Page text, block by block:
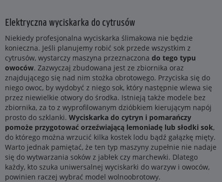
Elektryczna wyciskarka do cytrusów
Niekiedy profesjonalna wyciskarka ślimakowa nie będzie
konieczna. Jeśli planujemy robić sok przede wszystkim z
cytrusów, wystarczy maszyna przeznaczona do tego typu
owoców. Zazwyczaj zbudowana jest ze zbiornika oraz
znajdującego się nad nim stożka obrotowego. Przyciska się do
niego owoc, by wydobyć z niego sok, który następnie wlewa się
przez niewielkie otwory do środka. Istnieją także modele bez
zbiornika, za to z wyprofilowanym dzióbkiem kierującym napój
prosto do szklanki. Wyciskarka do cytryn i pomarańczy
pomoże przygotować orzeźwiającą lemoniadę lub słodki sok,
do którego można wrzucić kilka kostek lodu bądź gałązkę mięty.
Warto jednak pamiętać, że ten typ maszyny zupełnie nie nadaje
się do wytwarzania soków z jabłek czy marchewki. Dlatego
każdy, kto szuka uniwersalnej wyciskarki do warzyw i owoców,
powinien raczej wybrać model wolnoobrotowy.